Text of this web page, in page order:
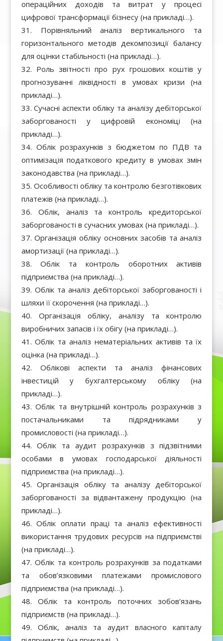
операційних доходів та витрат у процесі
цифрової трансформації бізнесу (на прикладі…).
Порівняльний аналіз вертикального та
горизонтального методів декомпозиції балансу
для оцінки стабільності (на прикладі…).
Роль звітності про рух грошових коштів у
прогнозуванні ліквідності в умовах кризи (на
прикладі…).
Сучасні аспекти обліку та аналізу дебіторської
заборгованості у цифровій економіці (на
прикладі…).
Облік розрахунків з бюджетом по ПДВ та
оптимізація податкового кредиту в умовах змін
законодавства (на прикладі…).
Особливості обліку та контролю безготівкових
платежів (на прикладі…).
Облік, аналіз та контроль кредиторської
заборгованості в сучасних умовах (на прикладі…).
Організація обліку основних засобів та аналіз
амортизації (на прикладі…).
Облік та контроль оборотних активів
підприємства (на прикладі…).
Облік та аналіз дебіторської заборгованості і
шляхи її скорочення (на прикладі…).
Організація обліку, аналізу та контролю
виробничих запасів і їх обігу (на прикладі…).
Облік та аналіз нематеріальних активів та їх
оцінка (на прикладі…).
Облікові аспекти та аналіз фінансових
інвестицій у бухгалтерському обліку (на
прикладі…).
Облік та внутрішній контроль розрахунків з
постачальниками та підрядниками у
промисловості (на прикладі…).
Облік та аудит розрахунків з підзвітними
особами в умовах господарської діяльності
підприємства (на прикладі…).
Організація обліку та аналізу дебіторської
заборгованості за відвантажену продукцію (на
прикладі…).
Облік оплати праці та аналіз ефективності
використання трудових ресурсів на підприємстві
(на прикладі…).
Облік та контроль розрахунків за податками
та обов’язковими платежами промислового
підприємства (на прикладі…).
Облік та контроль поточних зобов’язань
підприємств (на прикладі…).
Облік, аналіз та аудит власного капіталу